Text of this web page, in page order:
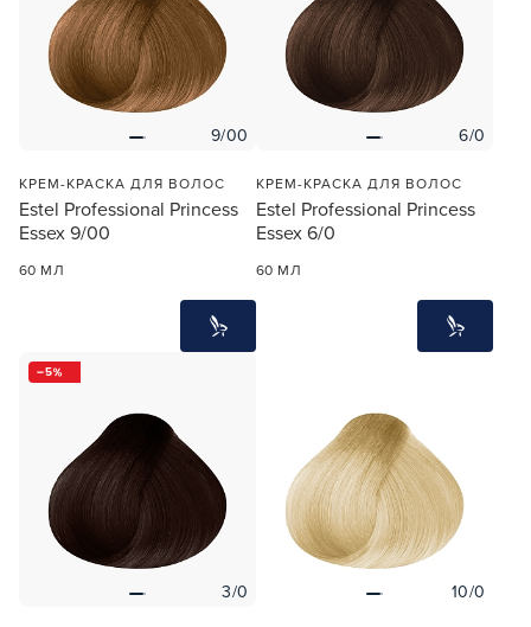
9/00
КРЕМ-КРАСКА ДЛЯ ВОЛОС
Estel Professional Princess
Essex 9/00
60 МЛ
6/0
КРЕМ-КРАСКА ДЛЯ ВОЛОС
Estel Professional Princess
Essex 6/0
60 МЛ
5
3/0 10/0